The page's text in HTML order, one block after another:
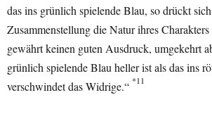
das ins grünlich spielende Blau, so drückt
Zusammenstellung die Natur ihres
gewährt keinen guten Ausdruck, umgekehrt
grünlich spielende Blau heller ist als das ins
verschwindet das Widrige.“ *11